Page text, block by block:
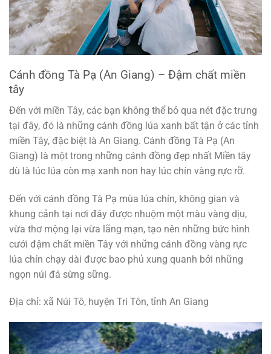
Cánh đồng Tà Pạ (An Giang) – Đậm chất miền
tây
Đến với miền Tây, các bạn không thể bỏ qua nét đặc trưng
tại đây, đó là những cánh đồng lúa xanh bất tận ở các tỉnh
miền Tây, đặc biệt là An Giang. Cánh đồng Tà Pạ (An
Giang) là một trong những cánh đồng đẹp nhất Miền tây
dù là lúc lúa còn mạ xanh non hay lúc chín vàng rực rỡ.
Đến với cánh đồng Tà Pạ mùa lúa chín, không gian và
khung cảnh tại nơi đây được nhuộm một màu vàng dịu,
vừa thơ mộng lại vừa lãng mạn, tạo nên những bức hình
cưới đậm chất miền Tây với những cánh đồng vàng rực
lúa chín chạy dài được bao phủ xung quanh bởi những
ngọn núi đá sừng sững.
Địa chỉ: xã Núi Tô, huyện Tri Tôn, tỉnh An Giang